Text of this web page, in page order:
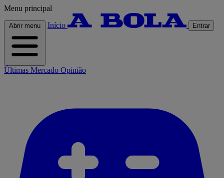
Menu principal
Abrir menu Início Entrar
Últimas Mercado Opinião